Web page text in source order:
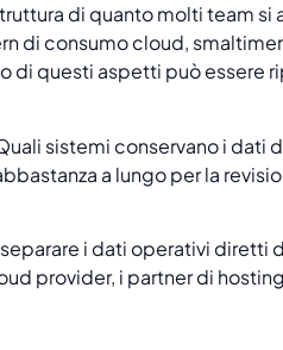
di quanto molti team
di consumo cloud,
di questi aspetti può essere
sistemi conservano i dati
a lungo per la
i dati operativi diretti
provider, i partner di